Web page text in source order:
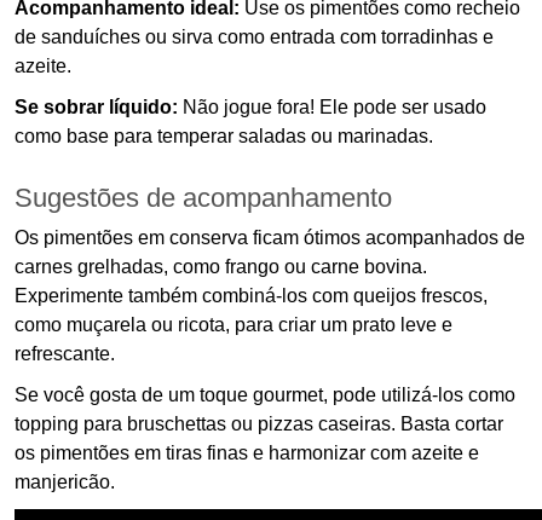
Acompanhamento ideal: Use os pimentões como recheio
de sanduíches ou sirva como entrada com torradinhas e
azeite.
Se sobrar líquido: Não jogue fora! Ele pode ser usado
como base para temperar saladas ou marinadas.
Sugestões de acompanhamento
Os pimentões em conserva ficam ótimos acompanhados de
carnes grelhadas, como frango ou carne bovina.
Experimente também combiná-los com queijos frescos,
como muçarela ou ricota, para criar um prato leve e
refrescante.
Se você gosta de um toque gourmet, pode utilizá-los como
topping para bruschettas ou pizzas caseiras. Basta cortar
os pimentões em tiras finas e harmonizar com azeite e
manjericão.